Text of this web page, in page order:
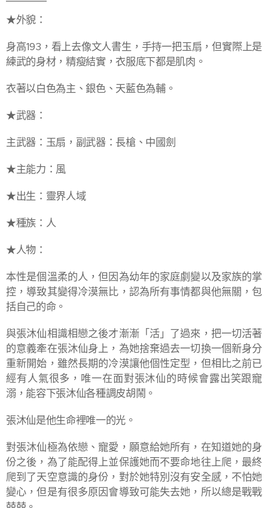
★外貌：
身高193，看上去像文人書生，手持一把玉扇，但實際上是
練武的身材，精瘦結實，衣服底下都是肌肉。
衣著以白色為主、銀色、天藍色為輔。
★武器：
主武器：玉扇，副武器：長槍、中國劍
★主能力：風
★出生：靈界人域
★種族：人
★人物：
本性是個溫柔的人，但因為幼年的家庭劇變以及家族的掌
控，導致其變得冷漠無比，認為所有事情都與他無關，包
括自己的命。
與張沐仙相識相戀之後才漸漸「活」了過來，把一切活著
的意義牽在張沐仙身上，為她捨棄過去一切換一個新身分
重新開始，雖然長期的冷漠讓他個性定型，但相比之前已
經有人氣很多，唯一在面對張沐仙的時候會露出笑跟寵
溺，能容下張沐仙各種調皮胡鬧。
張沐仙是他生命裡唯一的光。
對張沐仙極為依戀、寵愛，願意給她所有，在知道她的身
份之後，為了能配得上並保護她而不要命地往上爬，最終
爬到了天空意識的身份，對於她特別沒有安全感，不怕她
變心，但是有很多原因會導致可能失去她，所以總是戰戰